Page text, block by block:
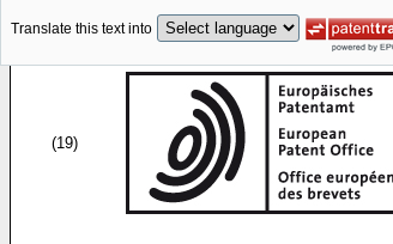
Translate this text into
(19)